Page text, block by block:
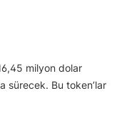
milyon dolar
sürecek. Bu token’lar